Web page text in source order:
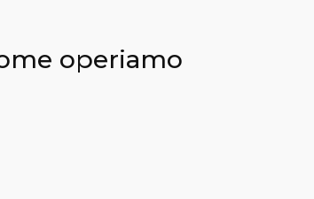
operiamo